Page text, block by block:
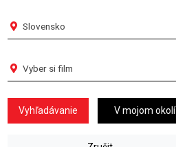
Slovensko
Vyber si film
V mojom okolí